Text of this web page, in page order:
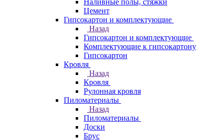
Наливные полы, стяжки
Цемент
Гипсокартон и комплектующие
Назад
Гипсокартон и комплектующие
Комплектующие к гипсокартону
Гипсокартон
Кровля
Назад
Кровля
Рулонная кровля
Пиломатериалы
Назад
Пиломатериалы
Доски
Брус